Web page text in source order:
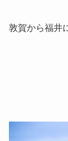
敦賀から福井